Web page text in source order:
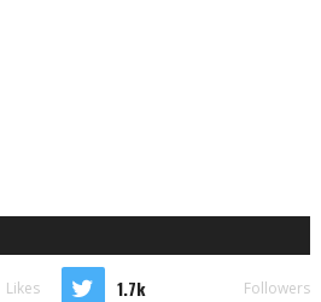
Likes 1.7k Followers